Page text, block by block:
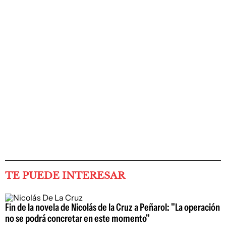
TE PUEDE INTERESAR
Fin de la novela de Nicolás de la Cruz a Peñarol: "La operación
no se podrá concretar en este momento"